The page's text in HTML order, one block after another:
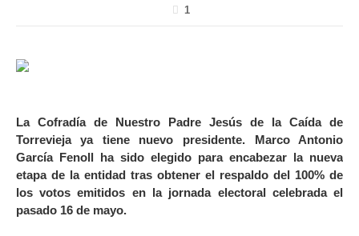
1
La Cofradía de Nuestro Padre Jesús de la Caída de
Torrevieja ya tiene nuevo presidente. Marco Antonio
García Fenoll ha sido elegido para encabezar la nueva
etapa de la entidad tras obtener el respaldo del 100% de
los votos emitidos en la jornada electoral celebrada el
pasado 16 de mayo.